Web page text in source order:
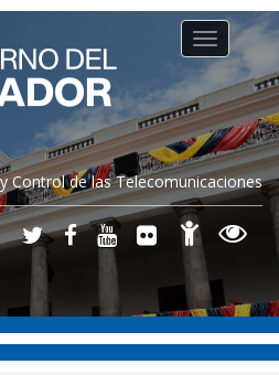
Control de las Telecomunicaciones
Toggle
navigation